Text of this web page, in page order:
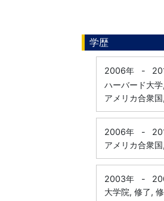
学歴
2006年 -
ハーバード大
アメリカ合衆
2006年 -
アメリカ合衆
2003年 -
大学院, 修了,